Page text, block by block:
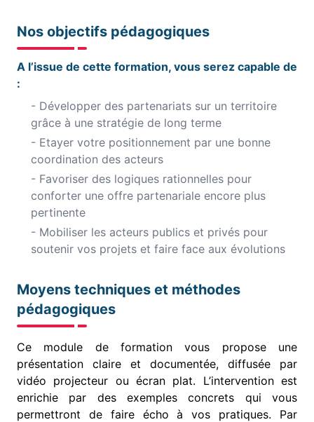
Nos objectifs pédagogiques
A l’issue de cette formation, vous serez capable de
:
- Développer des partenariats sur un territoire
grâce à une stratégie de long terme
- Etayer votre positionnement par une bonne
coordination des acteurs
- Favoriser des logiques rationnelles pour
conforter une offre partenariale encore plus
pertinente
- Mobiliser les acteurs publics et privés pour
soutenir vos projets et faire face aux évolutions
Moyens techniques et méthodes
pédagogiques
Ce module de formation vous propose une
présentation claire et documentée, diffusée par
vidéo projecteur ou écran plat. L’intervention est
enrichie par des exemples concrets qui vous
permettront de faire écho à vos pratiques. Par